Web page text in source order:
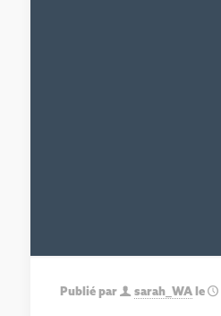
Publié par sarah_WA le